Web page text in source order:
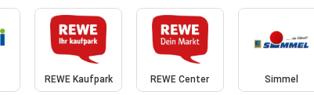
REWE Kaufpark REWE Center Simmel